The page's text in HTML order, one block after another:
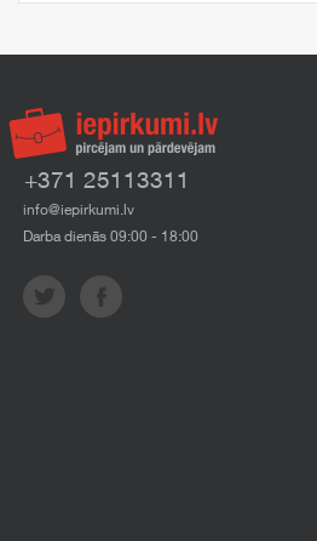
+371 25113311
info@iepirkumi.lv
Darba dienās 09:00 - 18:00